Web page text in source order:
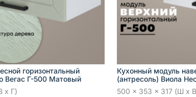
горизонтальный
Вегас Г-500 Матовый
x Г)
Кухонный модуль
(антресоль) Виола
500 x 353 x 317 (Ш x